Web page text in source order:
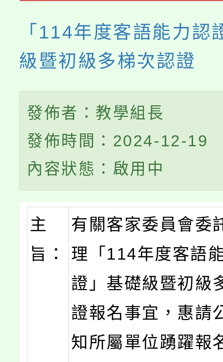
「114年度客語能力認
級暨初級多梯次認證
發佈者：教學組長
發佈時間：2024-12-19
內容狀態：啟用中
主
旨：
有關客家委員會委
理「114年度客語
證」基礎級暨初級
證報名事宜，惠請
知所屬單位踴躍報